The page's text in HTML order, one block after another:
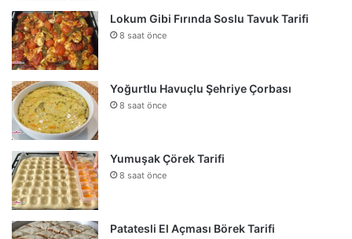
Lokum Gibi Fırında Soslu Tavuk Tarifi
8 saat önce
Yoğurtlu Havuçlu Şehriye Çorbası
8 saat önce
Yumuşak Çörek Tarifi
8 saat önce
Patatesli El Açması Börek Tarifi